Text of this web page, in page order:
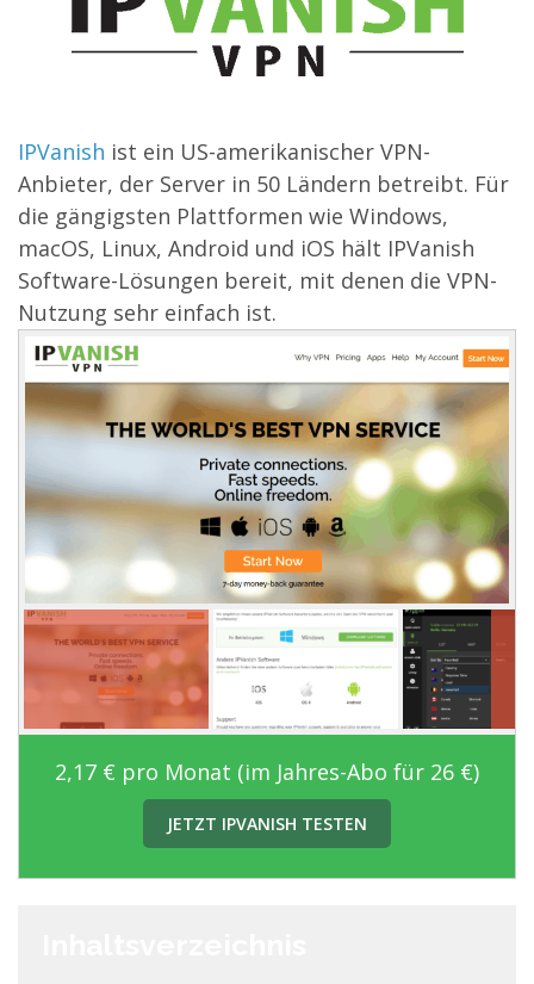
IPVanish ist ein US-amerikanischer VPN-
Anbieter, der Server in 50 Ländern betreibt. Für
die gängigsten Plattformen wie Windows,
macOS, Linux, Android und iOS hält IPVanish
Software-Lösungen bereit, mit denen die VPN-
Nutzung sehr einfach ist.
2,17 € pro Monat (im Jahres-Abo für 26 €)
JETZT IPVANISH TESTEN